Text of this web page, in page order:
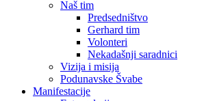
Naš tim
Predsedništvo
Gerhard tim
Volonteri
Nekadašnji saradnici
Vizija i misija
Podunavske Švabe
Manifestacije